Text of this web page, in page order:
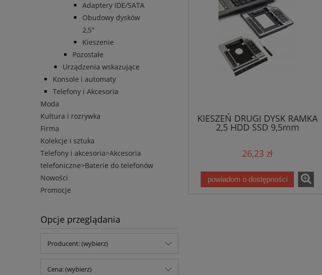
Adaptery IDE/SATA
Obudowy dysków
2,5"
Kieszenie
Pozostałe
Urządzenia wskazujące
Konsole i automaty
Telefony i Akcesoria
Moda
Kultura i rozrywka
Firma
Kolekcje i sztuka
Telefony i akcesoria>Akcesoria
telefoniczne>Baterie do telefonów
Nowości
Promocje
Opcje przeglądania
Producent: (wybierz)
Cena: (wybierz)
KIESZEŃ DRUGI DYSK RAMKA
2,5 HDD SSD 9,5mm
26,23 zł
powiadom o dostępności